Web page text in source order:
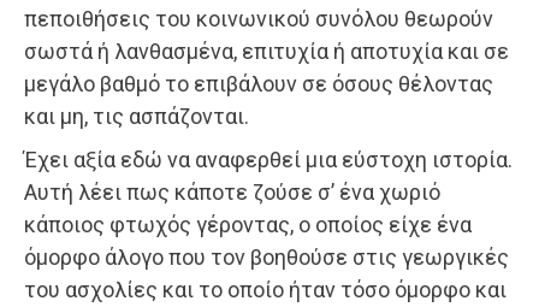
πεποιθήσεις του κοινωνικού συνόλου θεωρούν
σωστά ή λανθασμένα, επιτυχία ή αποτυχία και σε
μεγάλο βαθμό το επιβάλουν σε όσους θέλοντας
και μη, τις ασπάζονται.
Έχει αξία εδώ να αναφερθεί μια εύστοχη ιστορία.
Αυτή λέει πως κάποτε ζούσε σ’ ένα χωριό
κάποιος φτωχός γέροντας, ο οποίος είχε ένα
όμορφο άλογο που τον βοηθούσε στις γεωργικές
του ασχολίες και το οποίο ήταν τόσο όμορφο και